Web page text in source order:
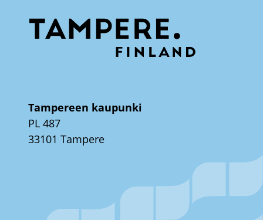
Tampereen kaupunki
PL 487
33101 Tampere